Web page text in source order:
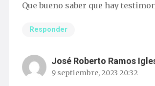
Que bueno saber que hay
Responder
José Roberto Ramos
9 septiembre, 2023 20:32